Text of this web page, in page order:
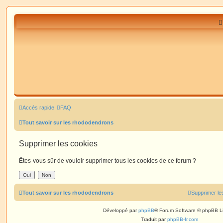
Accès rapide FAQ
Tout savoir sur les rhododendrons
Supprimer les cookies
Êtes-vous sûr de vouloir supprimer tous les cookies de ce forum ?
Tout savoir sur les rhododendrons Supprimer
Développé parphpBB® Forum Software © phpBB
Traduit parphpBB-fr.com